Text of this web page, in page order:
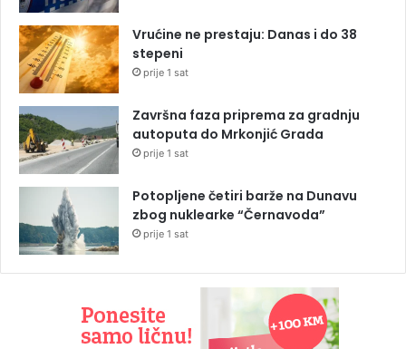
Vrućine ne prestaju: Danas i do 38
stepeni
prije 1 sat
Završna faza priprema za gradnju
autoputa do Mrkonjić Grada
prije 1 sat
Potopljene četiri barže na Dunavu
zbog nuklearke “Černavoda”
prije 1 sat